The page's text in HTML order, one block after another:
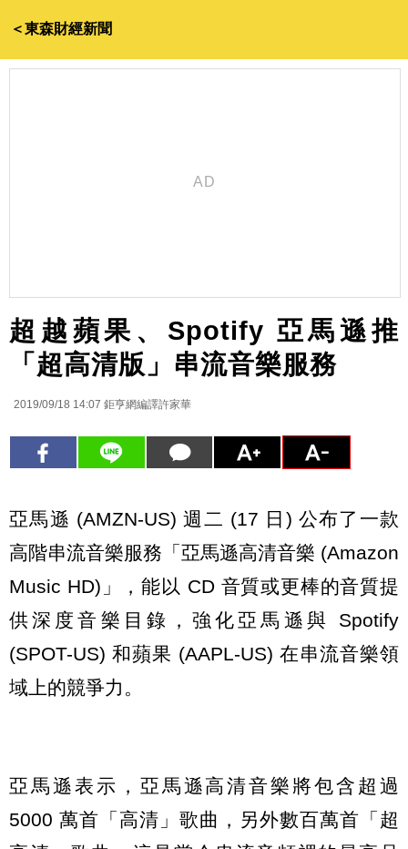
＜東森財經新聞
超越蘋果、Spotify 亞馬遜推
「超高清版」串流音樂服務
2019/09/18 14:07 鉅亨網編譯許家華
亞馬遜 (AMZN-US) 週二 (17 日) 公布了一款
高階串流音樂服務「亞馬遜高清音樂 (Amazon
Music HD)」，能以 CD 音質或更棒的音質提
供深度音樂目錄，強化亞馬遜與 Spotify
(SPOT-US) 和蘋果 (AAPL-US) 在串流音樂領
域上的競爭力。
亞馬遜表示，亞馬遜高清音樂將包含超過
5000 萬首「高清」歌曲，另外數百萬首「超